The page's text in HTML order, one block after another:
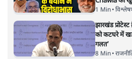
सबरीमला :
या पुरुषवादी सोच,
देश| प्रमोद मल्लिक| 17 NOV, 2019